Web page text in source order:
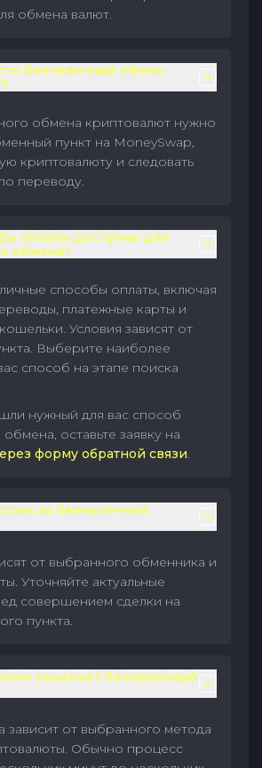
обмена валют.
безналичный обмен
обмена криптовалют нужно
пункт на MoneySwap,
криптовалюту и следовать
переводу.
оплаты доступны для
обмена?
способы оплаты, включая
платежные карты и
Условия зависят от
Выберите наиболее
способ на этапе поиска
нужный для вас способ
оставьте заявку на
форму обратной связи.
за безналичный
от выбранного обменника и
Уточняйте актуальные
совершением сделки на
пункта.
занимает безналичный
от выбранного метода
Обычно процесс